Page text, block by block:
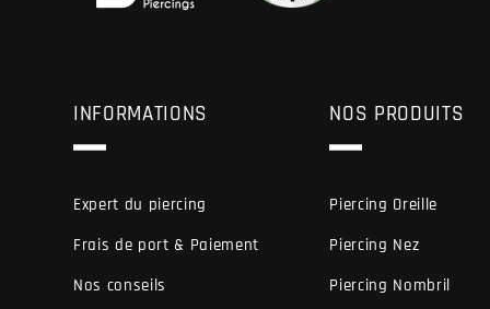
INFORMATIONS
Expert du piercing
Frais de port & Paiement
Nos conseils
NOS PRODUITS
Piercing Oreille
Piercing Nez
Piercing Nombril